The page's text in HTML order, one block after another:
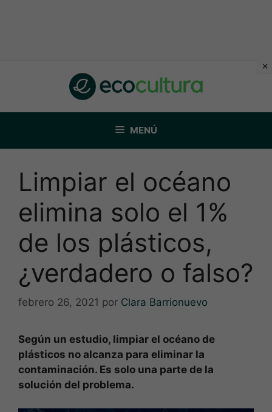
MENÚ
Limpiar el océano
elimina solo el 1%
de los plásticos,
¿verdadero o falso?
febrero 26, 2021 por Clara Barrionuevo
Según un estudio, limpiar el océano de
plásticos no alcanza para eliminar la
contaminación. Es solo una parte de la
solución del problema.